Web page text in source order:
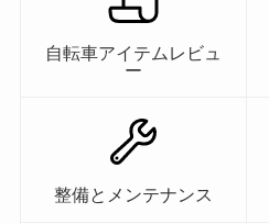
自転車アイテムレビュ
ー
整備とメンテナンス